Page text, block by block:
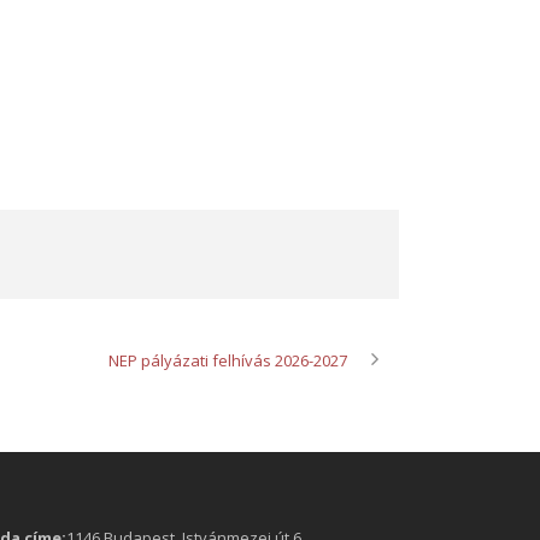
NEP pályázati felhívás 2026-2027